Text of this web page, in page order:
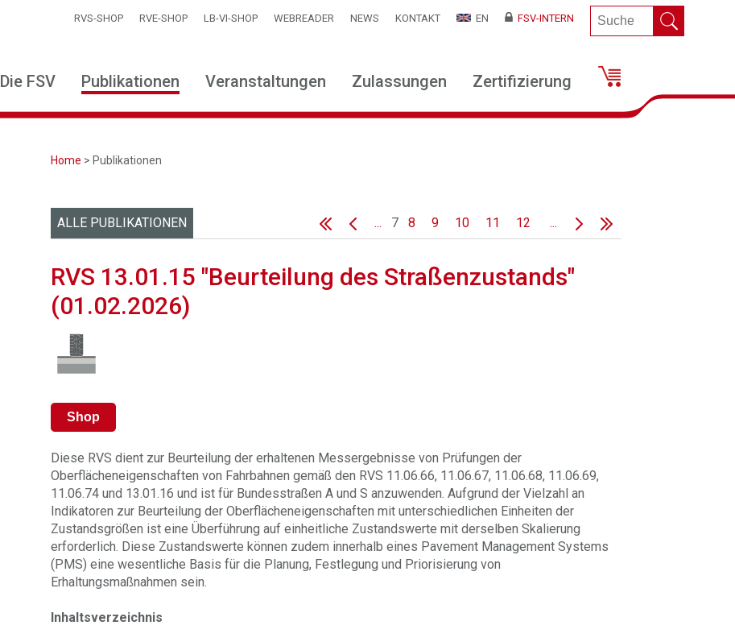
RVS-SHOP RVE-SHOP LB-VI-SHOP WEBREADER NEWS KONTAKT EN FSV-INTERN
Die FSV Publikationen Veranstaltungen Zulassungen Zertifizierung
Home > Publikationen
ALLE PUBLIKATIONEN ... 7 8 9 10 11 12 ...
RVS 13.01.15 "Beurteilung des Straßenzustands"
(01.02.2026)
Shop
Diese RVS dient zur Beurteilung der erhaltenen Messergebnisse von Prüfungen der
Oberflächeneigenschaften von Fahrbahnen gemäß den RVS 11.06.66, 11.06.67, 11.06.68, 11.06.69,
11.06.74 und 13.01.16 und ist für Bundesstraßen A und S anzuwenden. Aufgrund der Vielzahl an
Indikatoren zur Beurteilung der Oberflächeneigenschaften mit unterschiedlichen Einheiten der
Zustandsgrößen ist eine Überführung auf einheitliche Zustandswerte mit derselben Skalierung
erforderlich. Diese Zustandswerte können zudem innerhalb eines Pavement Management Systems
(PMS) eine wesentliche Basis für die Planung, Festlegung und Priorisierung von
Erhaltungsmaßnahmen sein.
Inhaltsverzeichnis